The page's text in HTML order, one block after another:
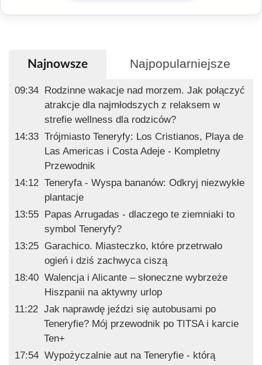
Najnowsze Najpopularniejsze
09:34 Rodzinne wakacje nad morzem. Jak połączyć
atrakcje dla najmłodszych z relaksem w
strefie wellness dla rodziców?
14:33 Trójmiasto Teneryfy: Los Cristianos, Playa de
Las Americas i Costa Adeje - Kompletny
Przewodnik
14:12 Teneryfa - Wyspa bananów: Odkryj niezwykłe
plantacje
13:55 Papas Arrugadas - dlaczego te ziemniaki to
symbol Teneryfy?
13:25 Garachico. Miasteczko, które przetrwało
ogień i dziś zachwyca ciszą
18:40 Walencja i Alicante – słoneczne wybrzeże
Hiszpanii na aktywny urlop
11:22 Jak naprawdę jeździ się autobusami po
Teneryfie? Mój przewodnik po TITSA i karcie
Ten+
17:54 Wypożyczalnie aut na Teneryfie - którą